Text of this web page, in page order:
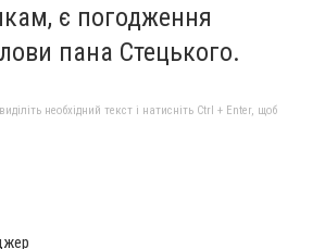
є погодження
пана Стецького.
необхідний текст і натисніть Ctrl + Enter, щоб